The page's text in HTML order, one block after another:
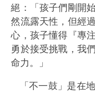
絕：「孩子們剛開
然流露天性，但經
心，孩子懂得『專
勇於接受挑戰，我
命力。」
「不一鼓」是在